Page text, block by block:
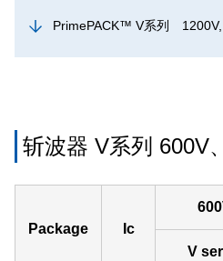
PrimePACK™ V系列 1200V,
斩波器 V系列 600V
Package Ic
V